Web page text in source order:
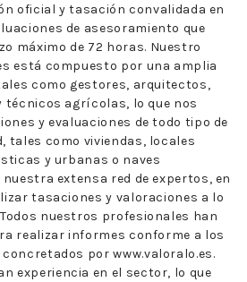
oficial y tasación convalidada en
de asesoramiento que
máximo de 72 horas. Nuestro
está compuesto por una amplia
como gestores, arquitectos,
agrícolas, lo que nos
y evaluaciones de todo tipo de
tales como viviendas, locales
y urbanas o naves
extensa red de expertos, en
tasaciones y valoraciones a lo
nuestros profesionales han
realizar informes conforme a los
por www.valoralo.es.
experiencia en el sector, lo que